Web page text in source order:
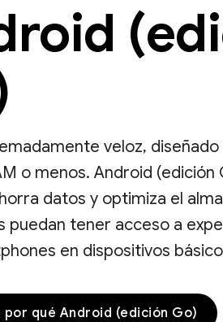
veloz,
o menos. Android
datos y optimiza el
puedan tener acceso a
en dispositivos
por qué Android (edición Go)